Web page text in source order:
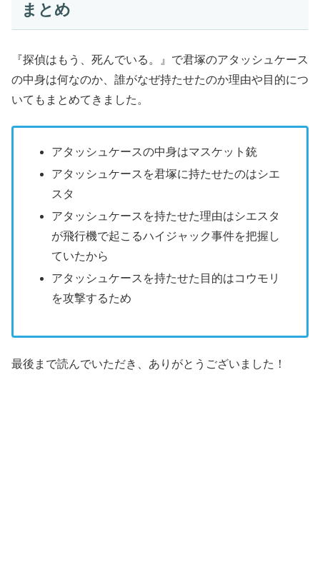
まとめ
『探偵はもう、死んでいる。』で君塚のアタッシュケース
の中身は何なのか、誰がなぜ持たせたのか理由や目的につ
いてもまとめてきました。
アタッシュケースの中身はマスケット銃
アタッシュケースを君塚に持たせたのはシエ
スタ
アタッシュケースを持たせた理由はシエスタ
が飛行機で起こるハイジャック事件を把握し
ていたから
アタッシュケースを持たせた目的はコウモリ
を攻撃するため
最後まで読んでいただき、ありがとうございました！